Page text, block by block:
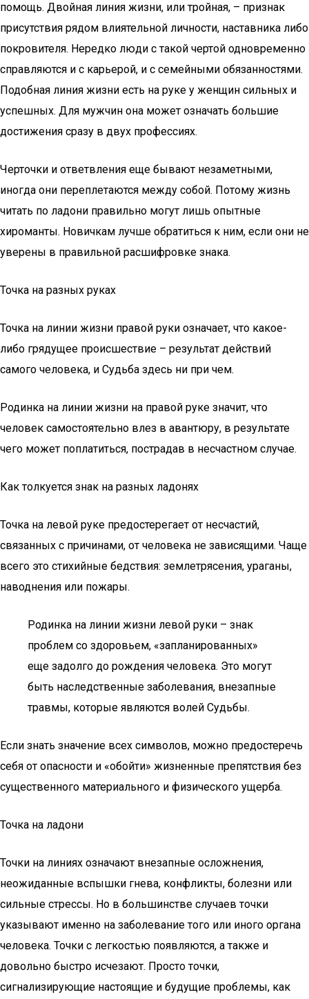
помощь. Двойная линия жизни, или тройная, – признак
присутствия рядом влиятельной личности, наставника либо
покровителя. Нередко люди с такой чертой одновременно
справляются и с карьерой, и с семейными обязанностями.
Подобная линия жизни есть на руке у женщин сильных и
успешных. Для мужчин она может означать большие
достижения сразу в двух профессиях.
Черточки и ответвления еще бывают незаметными,
иногда они переплетаются между собой. Потому жизнь
читать по ладони правильно могут лишь опытные
хироманты. Новичкам лучше обратиться к ним, если они не
уверены в правильной расшифровке знака.
Точка на разных руках
Точка на линии жизни правой руки означает, что какое-
либо грядущее происшествие – результат действий
самого человека, и Судьба здесь ни при чем.
Родинка на линии жизни на правой руке значит, что
человек самостоятельно влез в авантюру, в результате
чего может поплатиться, пострадав в несчастном случае.
Как толкуется знак на разных ладонях
Точка на левой руке предостерегает от несчастий,
связанных с причинами, от человека не зависящими. Чаще
всего это стихийные бедствия: землетрясения, ураганы,
наводнения или пожары.
Родинка на линии жизни левой руки – знак
проблем со здоровьем, «запланированных»
еще задолго до рождения человека. Это могут
быть наследственные заболевания, внезапные
травмы, которые являются волей Судьбы.
Если знать значение всех символов, можно предостеречь
себя от опасности и «обойти» жизненные препятствия без
существенного материального и физического ущерба.
Точка на ладони
Точки на линиях означают внезапные осложнения,
неожиданные вспышки гнева, конфликты, болезни или
сильные стрессы. Но в большинстве случаев точки
указывают именно на заболевание того или иного органа
человека. Точки с легкостью появляются, а также и
довольно быстро исчезают. Просто точки,
сигнализирующие настоящие и будущие проблемы, как